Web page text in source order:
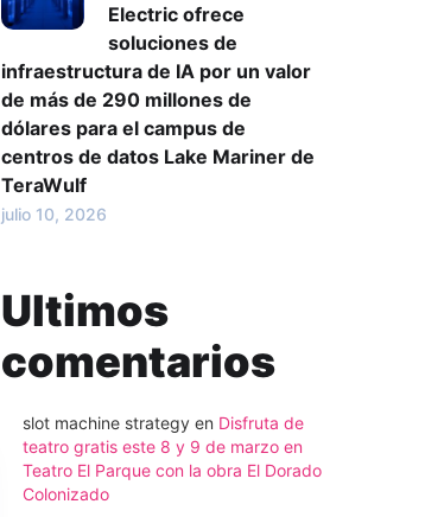
Electric ofrece
soluciones de
infraestructura de IA por un valor
de más de 290 millones de
dólares para el campus de
centros de datos Lake Mariner de
TeraWulf
julio 10, 2026
Ultimos
comentarios
slot machine strategy en Disfruta de
teatro gratis este 8 y 9 de marzo en
Teatro El Parque con la obra El Dorado
Colonizado